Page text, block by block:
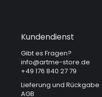
Kundendienst
Gibt es Fragen?
info@artme-store.de
+49 176 840 27 79
Lieferung und Rückgabe
AGB